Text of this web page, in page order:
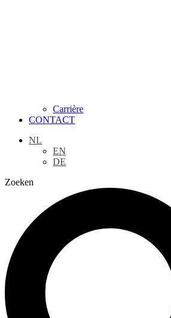
Carrière
CONTACT
NL
EN
DE
Zoeken